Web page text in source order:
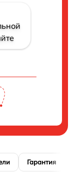
Гарантия